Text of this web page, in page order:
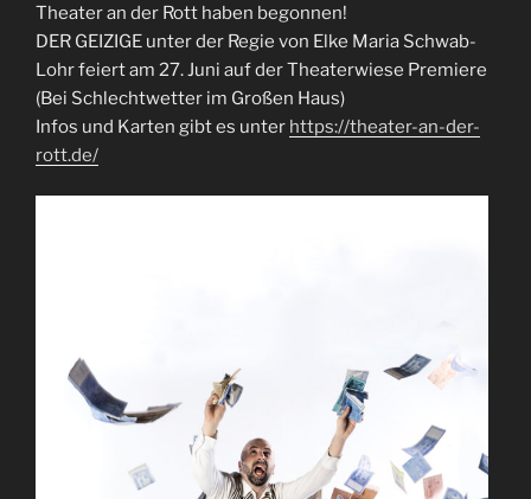
Theater an der Rott haben begonnen!
DER GEIZIGE unter der Regie von Elke Maria Schwab-
Lohr feiert am 27. Juni auf der Theaterwiese Premiere
(Bei Schlechtwetter im Großen Haus)
Infos und Karten gibt es unter https://theater-an-der-
rott.de/